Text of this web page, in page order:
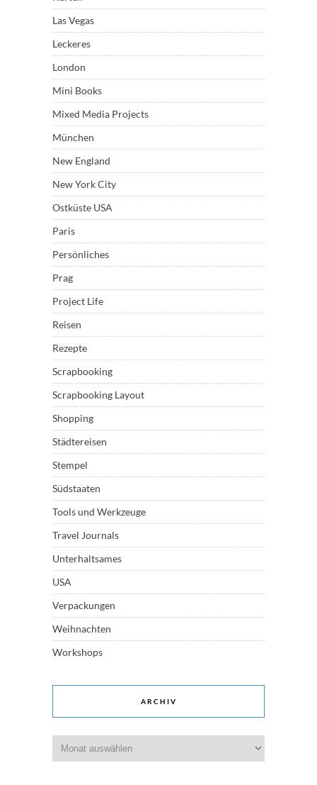
Las Vegas
Leckeres
London
Mini Books
Mixed Media Projects
München
New England
New York City
Ostküste USA
Paris
Persönliches
Prag
Project Life
Reisen
Rezepte
Scrapbooking
Scrapbooking Layout
Shopping
Städtereisen
Stempel
Südstaaten
Tools und Werkzeuge
Travel Journals
Unterhaltsames
USA
Verpackungen
Weihnachten
Workshops
ARCHIV